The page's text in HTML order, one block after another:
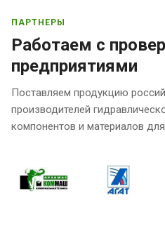
ПАРТНЕРЫ
Работаем с
предприятиями
Поставляем продукцию
производителей
компонентов и материалов